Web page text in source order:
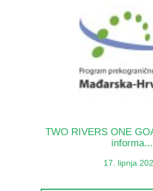
TWO RIVERS ONE
informa...
17. lipnja